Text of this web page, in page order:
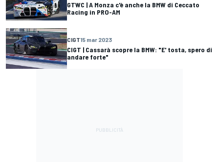
GTWC | A Monza c'è anche la BMW di Ceccato
Racing in PRO-AM
CIGT15 mar 2023
CIGT | Cassarà scopre la BMW: "E' tosta, spero di
andare forte"